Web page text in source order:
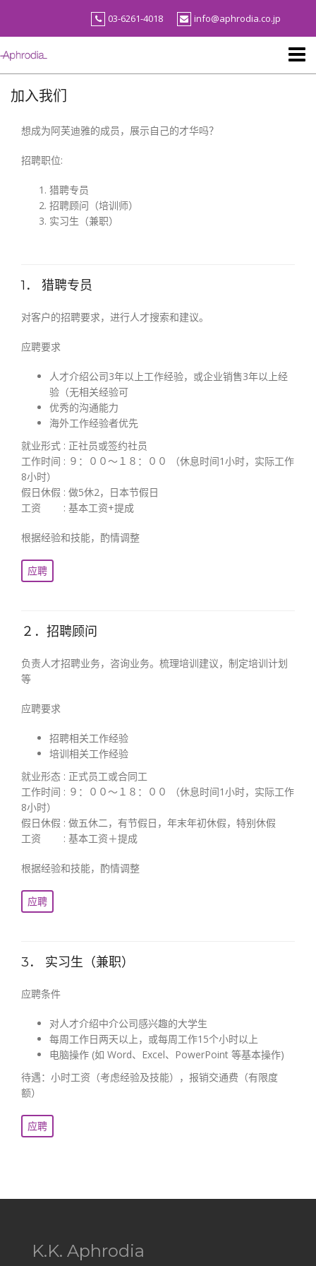
content
03-6261-4018 info@aphrodia.co.jp
加入我们
想成为阿芙迪雅的成员，展示自己的才华吗？
招聘职位:
猎聘专员
招聘顾问（培训师）
实习生（兼职）
1． 猎聘专员
对客户的招聘要求，进行人才搜索和建议。
应聘要求
人才介绍公司3年以上工作经验，或企业销售3年以上经
验（无相关经验可
优秀的沟通能力
海外工作经验者优先
就业形式 : 正社员或签约社员
工作时间 : ９：００～１８：００ （休息时间1小时，实际工作
8小时）
假日休假 : 做5休2，日本节假日
工资 : 基本工资+提成
根据经验和技能，酌情调整
应聘
２．招聘顾问
负责人才招聘业务，咨询业务。梳理培训建议，制定培训计划
等
应聘要求
招聘相关工作经验
培训相关工作经验
就业形态 : 正式员工或合同工
工作时间 : ９：００～１８：００ （休息时间1小时，实际工作
8小时）
假日休假 : 做五休二，有节假日，年末年初休假，特别休假
工资 : 基本工资＋提成
根据经验和技能，酌情调整
应聘
3． 实习生（兼职）
应聘条件
对人才介绍中介公司感兴趣的大学生
每周工作日两天以上，或每周工作15个小时以上
电脑操作 (如 Word、Excel、PowerPoint 等基本操作)
待遇：小时工资（考虑经验及技能），报销交通费（有限度
额）
应聘
K.K. Aphrodia